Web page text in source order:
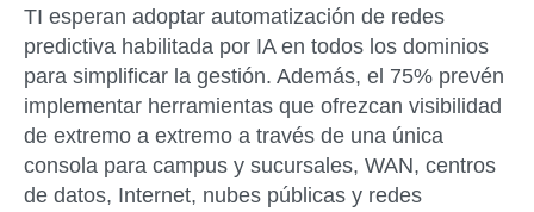
TI esperan adoptar automatización de redes
predictiva habilitada por IA en todos los dominios
para simplificar la gestión. Además, el 75% prevén
implementar herramientas que ofrezcan visibilidad
de extremo a extremo a través de una única
consola para campus y sucursales, WAN, centros
de datos, Internet, nubes públicas y redes